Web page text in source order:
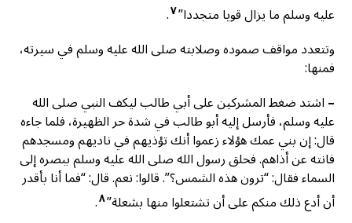
عليه وسلم ما يزال قويا متجددا”٧.
وتتعدد مواقف صموده وصلابته صلى الله عليه وسلم في سيرته،
فمنها:
–اشتد ضغط المشركين على أبي طالب ليكف النبي صلى الله
عليه وسلم، فأرسل إليه أبو طالب في شدة حر الظهيرة، فلما جاءه
قال: إن بني عمك هؤلاء زعموا أنك تؤذيهم في ناديهم ومسجدهم
فانته عن أذاهم. فحلق رسول الله صلى الله عليه وسلم ببصره إلى
السماء فقال: “ترون هذه الشمس؟”. قالوا: نعم. قال: “فما أنا بأقدر
أن أدع ذلك منكم على أن تشتعلوا منها بشعلة”٨.